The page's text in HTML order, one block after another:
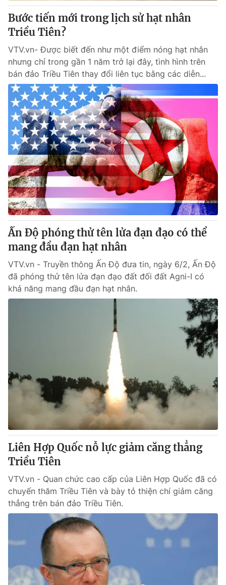
Bước tiến mới trong lịch sử hạt nhân
Triều Tiên?
VTV.vn- Được biết đến như một điểm nóng hạt nhân
nhưng chỉ trong gần 1 năm trở lại đây, tình hình trên
bán đảo Triều Tiên thay đổi liên tục bằng các diễn...
Ấn Độ phóng thử tên lửa đạn đạo có thể
mang đầu đạn hạt nhân
VTV.vn - Truyền thông Ấn Độ đưa tin, ngày 6/2, Ấn Độ
đã phóng thử tên lửa đạn đạo đất đối đất Agni-I có
khả năng mang đầu đạn hạt nhân.
Liên Hợp Quốc nỗ lực giảm căng thẳng
Triều Tiên
VTV.vn - Quan chức cao cấp của Liên Hợp Quốc đã có
chuyến thăm Triều Tiên và bày tỏ thiện chí giảm căng
thẳng trên bán đảo Triều Tiên.